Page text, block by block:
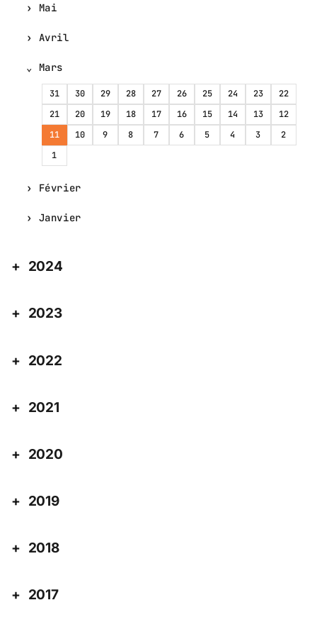
Mai
Avril
Mars
31 30 29 28 27 26 25 24 23
22
21
20 19 18 17 16 15 14 13
12
11
10 9 8 7 6 5 4 3
2
1
Février
Janvier
2024
2023
2022
2021
2020
2019
2018
2017